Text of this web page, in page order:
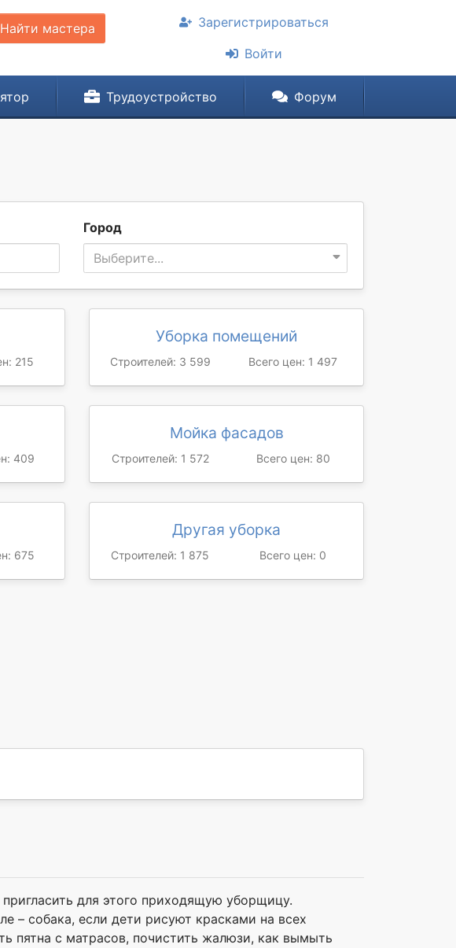
Найти мастера
Зарегистрироваться
Войти
Трудоустройство Форум
Город
Выберите...
215
Уборка помещений
Строителей: 3 599 Всего цен: 1 497
409
Мойка фасадов
Строителей: 1 572 Всего цен: 80
675
Другая уборка
Строителей: 1 875 Всего цен: 0
для этого приходящую уборщицу.
– собака, если дети рисуют красками на всех
пятна с матрасов, почистить жалюзи, как вымыть